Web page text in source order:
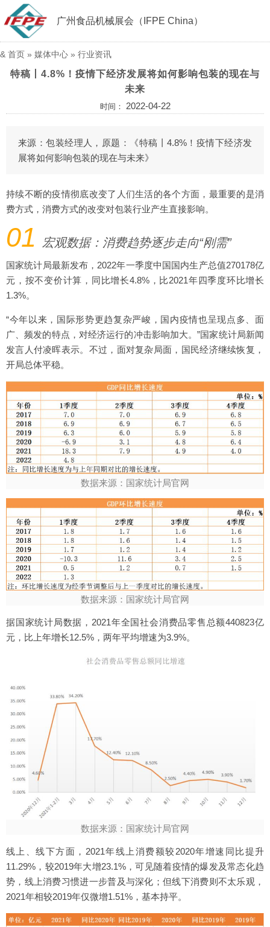
广州食品机械展会（IFPE China）
& 首页 » 媒体中心 » 行业资讯
特稿丨4.8%！疫情下经济发展将如何影响包装的现在与
未来
时间： 2022-04-22
来源：包装经理人，原题：《特稿丨4.8%！疫情下经济发
展将如何影响包装的现在与未来》
持续不断的疫情彻底改变了人们生活的各个方面，最重要的是消
费方式，消费方式的改变对包装行业产生直接影响。
01 宏观数据：消费趋势逐步走向“刚需”
国家统计局最新发布，2022年一季度中国国内生产总值270178亿
元，按不变价计算，同比增长4.8%，比2021年四季度环比增长
1.3%。
“今年以来，国际形势更趋复杂严峻，国内疫情也呈现点多、面
广、频发的特点，对经济运行的冲击影响加大。”国家统计局新闻
发言人付凌晖表示。不过，面对复杂局面，国民经济继续恢复，
开局总体平稳。
数据来源：国家统计局官网
数据来源：国家统计局官网
据国家统计局数据，2021年全国社会消费品零售总额440823亿
元，比上年增长12.5%，两年平均增速为3.9%。
数据来源：国家统计局官网
线上、线下方面，2021年线上消费额较2020年增速同比提升
11.29%，较2019年大增23.1%，可见随着疫情的爆发及常态化趋
势，线上消费习惯进一步普及与深化；但线下消费则不太乐观，
2021年相较2019年仅微增1.51%，基本持平。